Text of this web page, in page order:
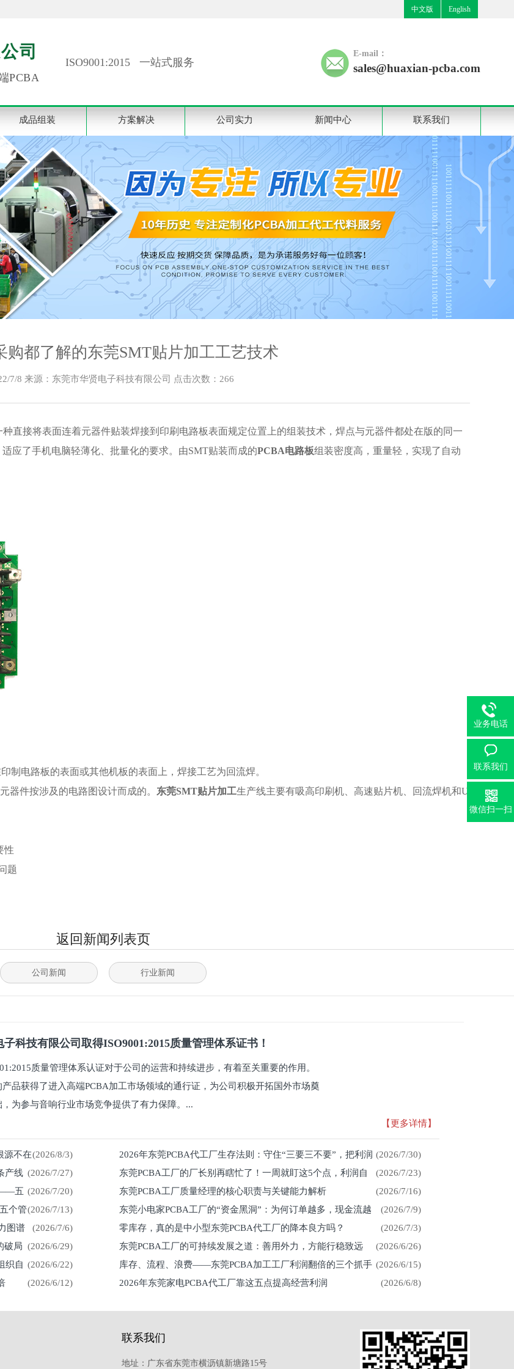
中文版 English
司
PCBA
ISO9001:2015 一站式服务
E-mail：
sales@huaxian-pcba.com
成品组装 方案解决 公司实力 新闻中心 联系我们
购都了解的东莞SMT贴片加工工艺技术
7/8 来源：东莞市华贤电子科技有限公司 点击次数： 266
种直接将表面连着元器件贴装焊接到印刷电路板表面规定位置上的组装技术，焊点与元器件都处在版的同一
应了手机电脑轻薄化、批量化的要求。由SMT贴装而成的PCBA电路板组装密度高，重量轻，实现了自动
制电路板的表面或其他机板的表面上，焊接工艺为回流焊。
器件按涉及的电路图设计而成的。 东莞SMT贴片加工生产线主要有吸高印刷机、高速贴片机、回流焊机和U
性
题
返回新闻列表页
公司新闻 行业新闻
科技有限公司取得ISO9001:2015质量管理体系证书！
质量管理体系认证对于公司的运营和持续进步，有着至关重要的作用。
品获得了进入高端PCBA加工市场领域的通行证，为公司积极开拓国外市场奠
为参与音响行业市场竞争提供了有力保障。...
【更多详情】
(2026/8/3)
源不在
(2026/7/30)
2026年东莞PCBA代工厂生存法则：守住“三要三不要”，把利润
留在车间
(2026/7/27)
产线
(2026/7/23)
东莞PCBA工厂的厂长别再瞎忙了！一周就盯这5个点，利润自
然来
(2026/7/20)
——五
(2026/7/16)
东莞PCBA工厂质量经理的核心职责与关键能力解析
(2026/7/13)
个管
(2026/7/9)
东莞小电家PCBA工厂的“资金黑洞”：为何订单越多，现金流越
紧？
(2026/7/6)
图谱 (2026/7/3)
零库存，真的是中小型东莞PCBA代工厂的降本良方吗？
(2026/6/29)
破局
(2026/6/26)
东莞PCBA工厂的可持续发展之道：善用外力，方能行稳致远
(2026/6/22)
织自
(2026/6/15)
库存、流程、浪费——东莞PCBA加工工厂利润翻倍的三个抓手
(2026/6/12)
(2026/6/8)
2026年东莞家电PCBA代工厂靠这五点提高经营利润
联系我们
地址：广东省东莞市横沥镇新塘路15号
业务电话
联系我们
微信扫一扫